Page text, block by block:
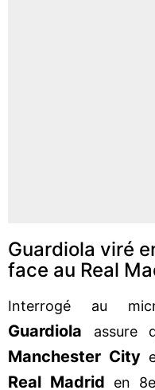
Guardiola viré
face au Real
Interrogé au
Guardiola assure
Manchester City
Real Madrid en